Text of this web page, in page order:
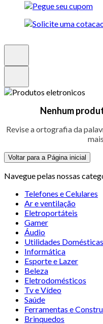
Nenhum
Revise a ortografia da
Voltar para a Página inicial
Navegue pelas nossas
Telefones e Celulares
Ar e ventilação
Eletroportáteis
Gamer
Áudio
Utilidades Domésticas
Informática
Esporte e Lazer
Beleza
Eletrodomésticos
Tv e Vídeo
Saúde
Ferramentas e
Brinquedos